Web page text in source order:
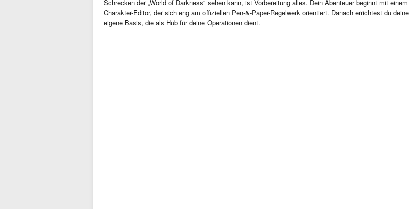
Schrecken der „World of Darkness“ sehen kann, ist Vorbereitung alles. Dein Abenteuer beginnt mit einem
Charakter-Editor, der sich eng am offiziellen Pen-&-Paper-Regelwerk orientiert. Danach errichtest du deine
eigene Basis, die als Hub für deine Operationen dient.